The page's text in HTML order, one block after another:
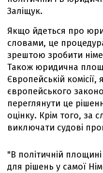
Заліщук.
Якщо йдеться про
словами, це
зрештою зробити
Також юридична
Європейській комісії,
європейського
переглянути це
оцінку. Крім того, за
виключати судові
"В політичній
для рішень у самої